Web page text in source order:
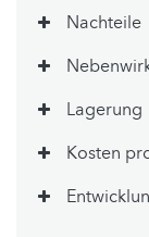
Nachteile
Lagerung
Kosten